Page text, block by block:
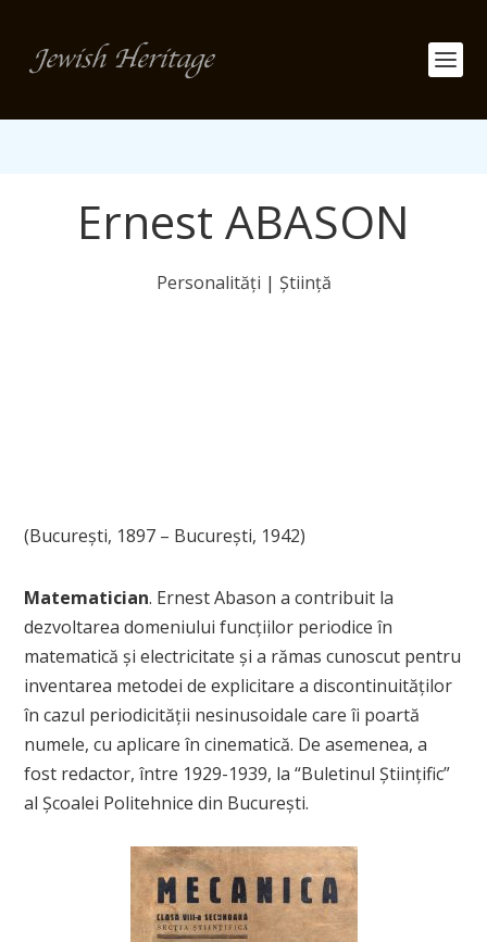
Ernest ABASON
Personalități | Știință
(Bucureşti, 1897 – Bucureşti, 1942)
Matematician. Ernest Abason a contribuit la
dezvoltarea domeniului funcţiilor periodice în
matematică şi electricitate și a rămas cunoscut pentru
inventarea metodei de explicitare a discontinuităţilor
în cazul periodicităţii nesinusoidale care îi poartă
numele, cu aplicare în cinematică. De asemenea, a
fost redactor, între 1929-1939, la “Buletinul Ştiinţific”
al Şcoalei Politehnice din Bucureşti.